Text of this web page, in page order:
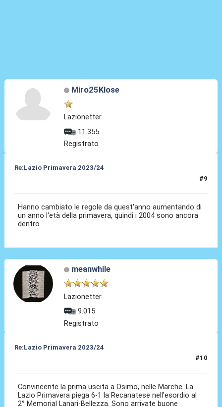
Miro25Klose
Lazionetter
11.355
Registrato
Re:Lazio Primavera 2023/24
#9
Hanno cambiato le regole da quest'anno aumentando di
un anno l'età della primavera, quindi i 2004 sono ancora
dentro.
meanwhile
Lazionetter
9.015
Registrato
Re:Lazio Primavera 2023/24
#10
Convincente la prima uscita a Osimo, nelle Marche. La
Lazio Primavera piega 6-1 la Recanatese nell'esordio al
2° Memorial Lanari-Bellezza. Sono arrivate buone